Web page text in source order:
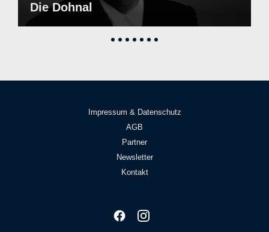
Die Dohnal
Impressum & Datenschutz
AGB
Partner
Newsletter
Kontakt